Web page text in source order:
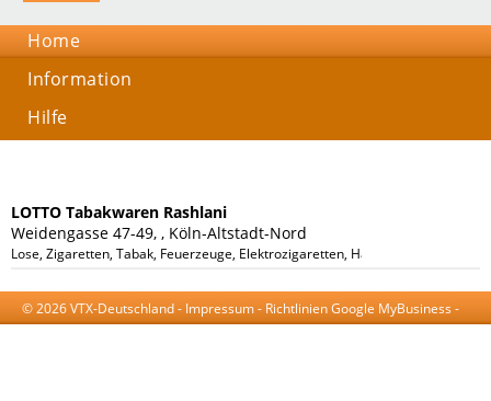
Home
Information
Hilfe
LOTTO Tabakwaren Rashlani
Weidengasse 47-49, , Köln-Altstadt-Nord
Lose, Zigaretten, Tabak, Feuerzeuge, Elektrozigaretten, Handy-Aufladekarten,
© 2026 VTX-Deutschland - Impressum- Richtlinien Google MyBusiness -
AGB-Datenschutzerklärung